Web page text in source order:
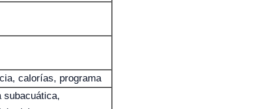
calorías, programa
subacuática,